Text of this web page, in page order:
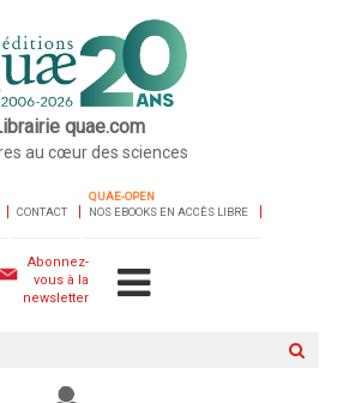
quae.com
au cœur des sciences
CONTACT
QUAE-OPEN
NOS EBOOKS EN ACCÈS LIBRE
Abonnez-
vous à la
newsletter
le